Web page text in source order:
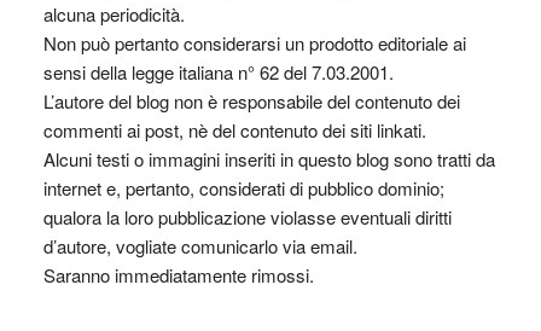
alcuna periodicità.
Non può pertanto considerarsi un prodotto editoriale ai
sensi della legge italiana n° 62 del 7.03.2001.
L’autore del blog non è responsabile del contenuto dei
commenti ai post, nè del contenuto dei siti linkati.
Alcuni testi o immagini inseriti in questo blog sono tratti da
internet e, pertanto, considerati di pubblico dominio;
qualora la loro pubblicazione violasse eventuali diritti
d’autore, vogliate comunicarlo via email.
Saranno immediatamente rimossi.